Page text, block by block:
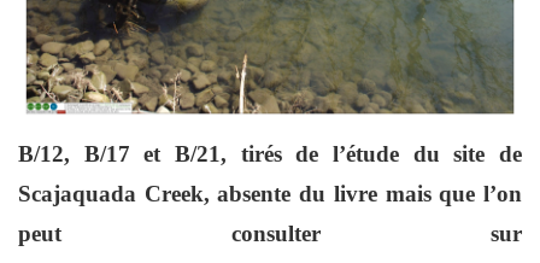
B/12, B/17 et B/21, tirés de l’étude du site de
Scajaquada Creek, absente du livre mais que l’on
peut consulter sur